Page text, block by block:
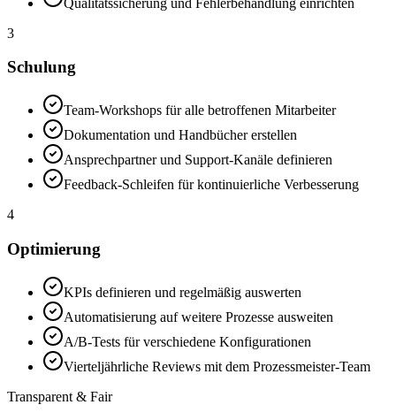
3
Schulung
Team-Workshops für alle betroffenen Mitarbeiter
Dokumentation und Handbücher erstellen
Ansprechpartner und Support-Kanäle definieren
Feedback-Schleifen für kontinuierliche Verbesserung
4
Optimierung
KPIs definieren und regelmäßig auswerten
Automatisierung auf weitere Prozesse ausweiten
A/B-Tests für verschiedene Konfigurationen
Vierteljährliche Reviews mit dem Prozessmeister-Team
Transparent & Fair